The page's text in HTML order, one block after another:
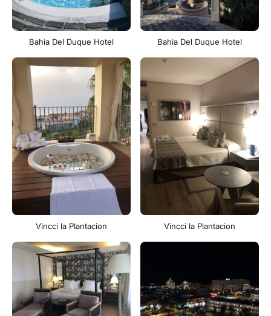
Bahia Del Duque Hotel Bahia Del Duque Hotel
Vincci la Plantacion Vincci la Plantacion